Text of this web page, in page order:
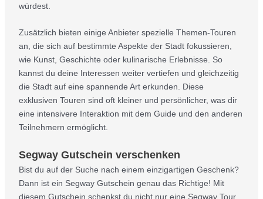
würdest.
Zusätzlich bieten einige Anbieter spezielle Themen-Touren
an, die sich auf bestimmte Aspekte der Stadt fokussieren,
wie Kunst, Geschichte oder kulinarische Erlebnisse. So
kannst du deine Interessen weiter vertiefen und gleichzeitig
die Stadt auf eine spannende Art erkunden. Diese
exklusiven Touren sind oft kleiner und persönlicher, was dir
eine intensivere Interaktion mit dem Guide und den anderen
Teilnehmern ermöglicht.
Segway Gutschein verschenken
Bist du auf der Suche nach einem einzigartigen Geschenk?
Dann ist ein Segway Gutschein genau das Richtige! Mit
diesem Gutschein schenkst du nicht nur eine Segway Tour